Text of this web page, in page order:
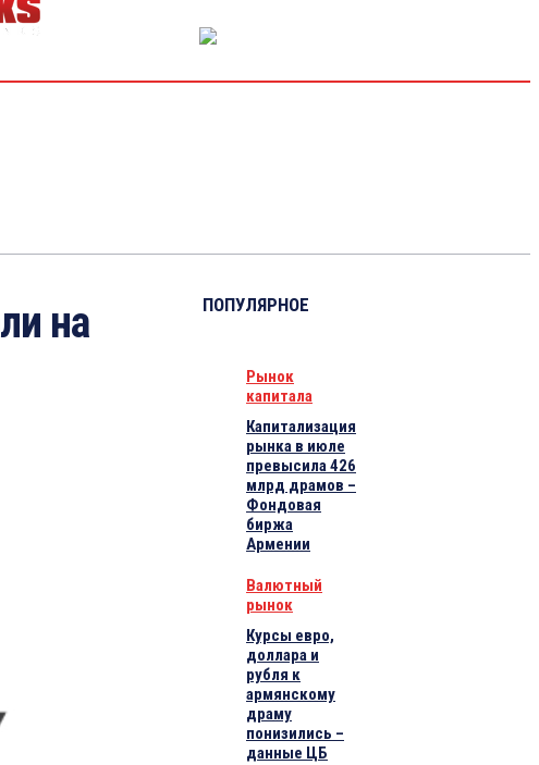
на
ПОПУЛЯРНОЕ
Рынок
капитала
Капитализация
рынка в июле
превысила 426
млрд драмов –
Фондовая
биржа
Армении
Валютный
рынок
Курсы евро,
доллара и
рубля к
армянскому
драму
понизились –
данные ЦБ